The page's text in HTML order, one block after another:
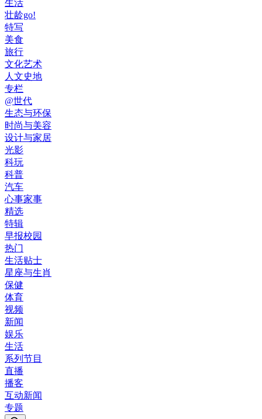
生活
壮龄go!
特写
美食
旅行
文化艺术
人文史地
专栏
@世代
生态与环保
时尚与美容
设计与家居
光影
科玩
科普
汽车
心事家事
精选
特辑
早报校园
热门
生活贴士
星座与生肖
保健
体育
视频
新闻
娱乐
生活
系列节目
直播
播客
互动新闻
专题